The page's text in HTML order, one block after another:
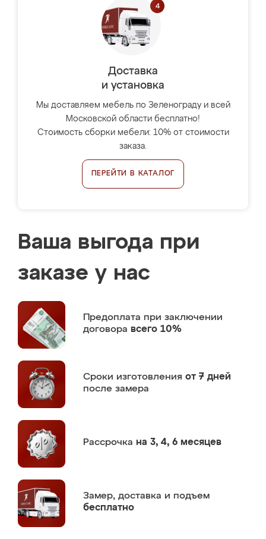
Доставка
и установка
Мы доставляем мебель по Зеленограду и всей
Московской области бесплатно!
Стоимость сборки мебели: 10% от стоимости
заказа.
ПЕРЕЙТИ В КАТАЛОГ
Ваша выгода при
заказе у нас
Предоплата при заключении
договора всего 10%
Сроки изготовления от 7 дней
после замера
Рассрочка на 3, 4, 6 месяцев
Замер, доставка и подъем
бесплатно